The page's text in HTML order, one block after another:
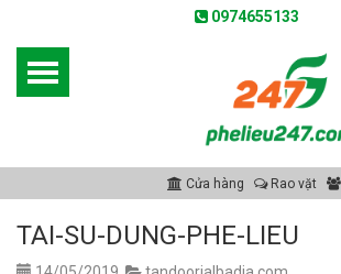
0974655133
Cửa hàng Rao vặt
TAI-SU-DUNG-PHE-LIEU